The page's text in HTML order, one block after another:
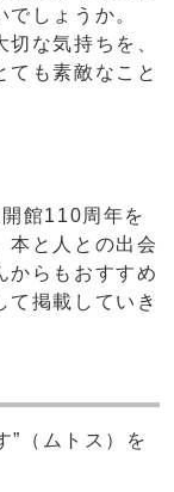
しょうか。
な気持ちを、
ても素敵なこと
館110周年を
本と人との出会
からもおすすめ
て掲載していき
”（ムトス）を